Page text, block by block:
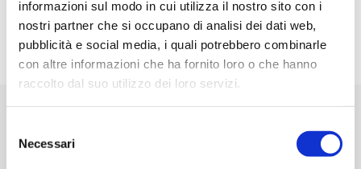
informazioni sul modo in cui utilizza il nostro sito con i
nostri partner che si occupano di analisi dei dati web,
pubblicità e social media, i quali potrebbero combinarle
con altre informazioni che ha fornito loro o che hanno
raccolto dal suo utilizzo dei loro servizi.
delNecessari
La Costa Beach & Golf Resort è convenzionato e offre
programmi di stage per studenti e giovani laureati.
Inviateci le vostre informazioni e vi contatteremo al
più presto.